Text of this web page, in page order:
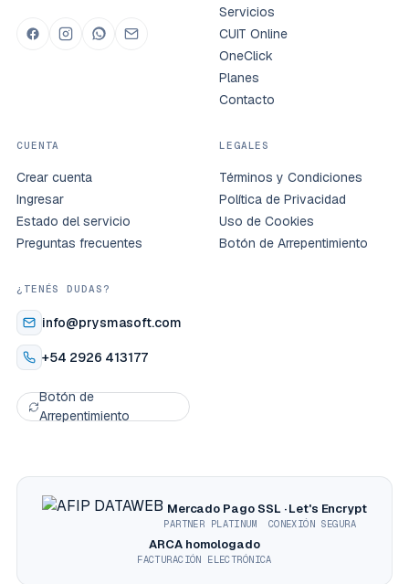
Servicios
CUIT Online
OneClick
Planes
Contacto
CUENTA
Crear cuenta
Ingresar
Estado del servicio
Preguntas frecuentes
LEGALES
Términos y Condiciones
Política de Privacidad
Uso de Cookies
Botón de Arrepentimiento
¿TENÉS DUDAS?
info@prysmasoft.com
+54 2926 413177
Botón de
Arrepentimiento
Mercado Pago
PARTNER PLATINUM
SSL · Let's Encrypt
CONEXIÓN SEGURA
ARCA homologado
FACTURACIÓN ELECTRÓNICA